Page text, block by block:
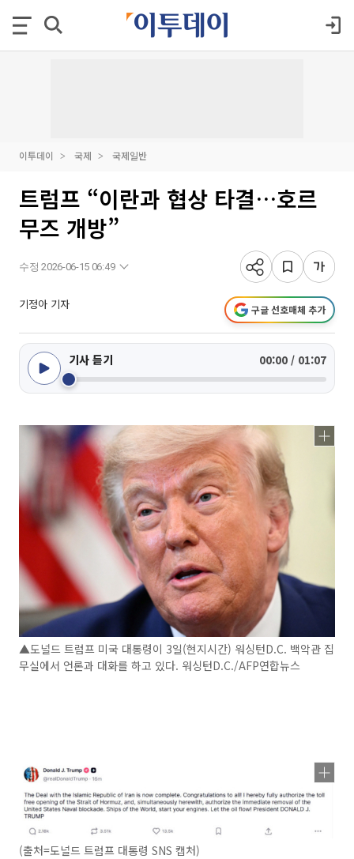
이투데이 국제 국제일반
트럼프 “이란과 협상 타결…호르
무즈 개방”
수정 2026-06-15 06:49
기정아 기자 구글 선호매체 추가
기사 듣기 00:00 / 01:07
▲도널드 트럼프 미국 대통령이 3일(현지시간) 워싱턴D.C. 백악관 집
무실에서 언론과 대화를 하고 있다. 워싱턴D.C./AFP연합뉴스
(출처=도널드 트럼프 대통령 SNS 캡처)